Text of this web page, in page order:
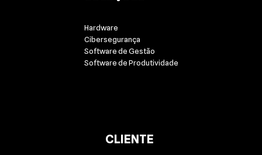
Hardware
Cibersegurança
Software de Gestão
Software de Produtividade
CLIENTE